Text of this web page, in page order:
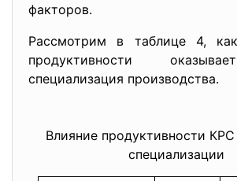
факторов.
Рассмотрим в таблице 4,
продуктивности
специализация производства.
Влияние продуктивности КРС
специализации